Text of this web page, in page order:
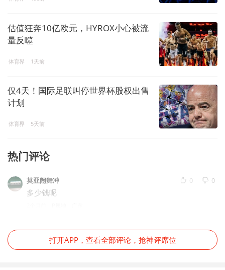
估值狂奔10亿欧元，HYROX小心被流
量反噬
体育界 1天前
仅4天！国际足联叫停世界杯股权出售
计划
体育界 5天前
热门评论
莫亚闹舞冲 0 0
多少钱呢
打开APP，查看全部评论，抢神评席位